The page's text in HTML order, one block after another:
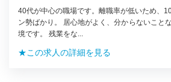
40代が中心の職場です。離職率が低いため、
ン勢ばかり。 居心地がよく、分からないこと
境です。 残業をな...
★この求人の詳細を見る